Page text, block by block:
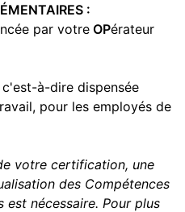
:
par votre OPérateur
à-dire dispensée
pour les employés de
votre certification, une
des Compétences
est nécessaire. Pour plus